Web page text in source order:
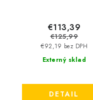
Externý sklad
€92,19 bez DPH
€113,39
€125,99
DETAIL